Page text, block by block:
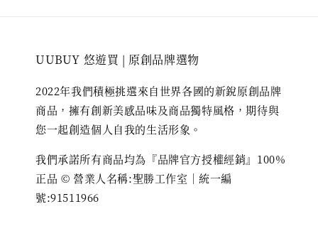
UUBUY 悠遊買 | 原創品牌選物
2022年我們積極挑選來自世界各國的新銳原創品牌
商品，擁有創新美感品味及商品獨特風格，期待與
您一起創造個人自我的生活形象。
我們承諾所有商品均為『品牌官方授權經銷』100%
正品 © 營業人名稱:聖勝工作室｜統一編
號:91511966